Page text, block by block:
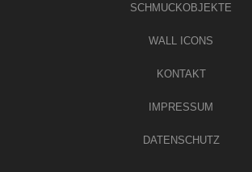
SCHMUCKOBJEKTE
WALL ICONS
KONTAKT
IMPRESSUM
DATENSCHUTZ